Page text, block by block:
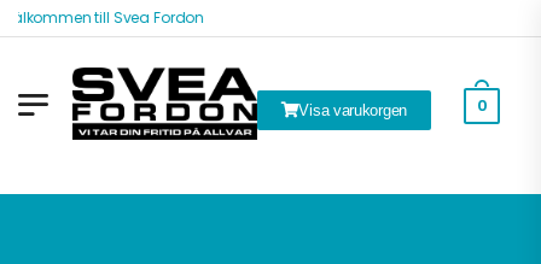
Välkommen till Svea Fordon
Visa varukorgen 0